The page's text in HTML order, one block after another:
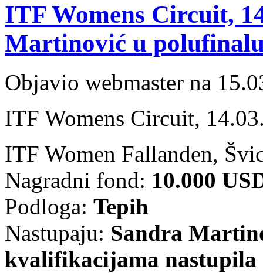
ITF Womens Circuit,
Martinović u
Objavio webmaster na
ITF Womens Circuit,
ITF Women Fallanden,
Nagradni fond: 10.000
Podloga: Tepih
Nastupaju: Sandra
kvalifikacijama nastupila